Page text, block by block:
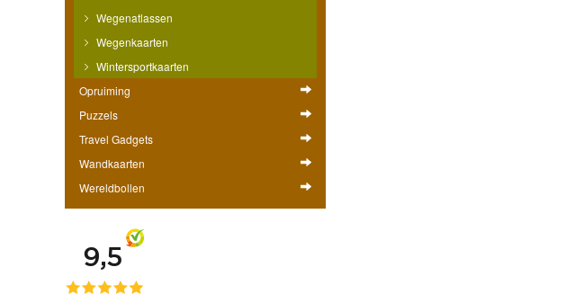
Wegenatlassen
Wegenkaarten
Wintersportkaarten
Opruiming
Puzzels
Travel Gadgets
Wandkaarten
Wereldbollen